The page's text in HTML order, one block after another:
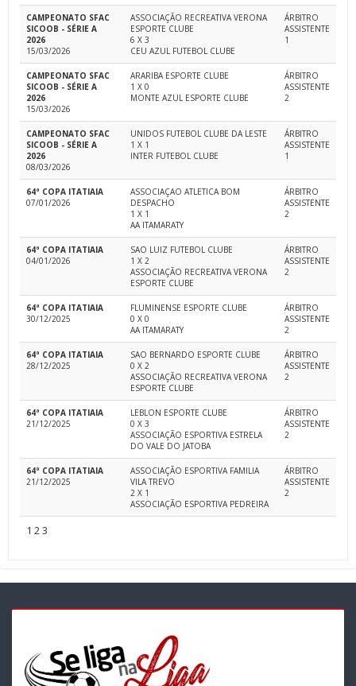
CAMPEONATO SFAC
SICOOB - SÉRIE A
2026
15/03/2026
ASSOCIAÇÃO RECREATIVA VERONA
ESPORTE CLUBE
6 X 3
CEU AZUL FUTEBOL CLUBE
ÁRBITRO
ASSISTENTE
1
CAMPEONATO SFAC
SICOOB - SÉRIE A
2026
15/03/2026
ARARIBA ESPORTE CLUBE
1 X 0
MONTE AZUL ESPORTE CLUBE
ÁRBITRO
ASSISTENTE
2
CAMPEONATO SFAC
SICOOB - SÉRIE A
2026
08/03/2026
UNIDOS FUTEBOL CLUBE DA LESTE
1 X 1
INTER FUTEBOL CLUBE
ÁRBITRO
ASSISTENTE
1
64ª COPA ITATIAIA
07/01/2026
ASSOCIAÇAO ATLETICA BOM
DESPACHO
1 X 1
AA ITAMARATY
ÁRBITRO
ASSISTENTE
2
64ª COPA ITATIAIA
04/01/2026
SAO LUIZ FUTEBOL CLUBE
1 X 2
ASSOCIAÇÃO RECREATIVA VERONA
ESPORTE CLUBE
ÁRBITRO
ASSISTENTE
2
64ª COPA ITATIAIA
30/12/2025
FLUMINENSE ESPORTE CLUBE
0 X 0
AA ITAMARATY
ÁRBITRO
ASSISTENTE
2
64ª COPA ITATIAIA
28/12/2025
SAO BERNARDO ESPORTE CLUBE
0 X 2
ASSOCIAÇÃO RECREATIVA VERONA
ESPORTE CLUBE
ÁRBITRO
ASSISTENTE
2
64ª COPA ITATIAIA
21/12/2025
LEBLON ESPORTE CLUBE
0 X 3
ASSOCIAÇÃO ESPORTIVA ESTRELA
DO VALE DO JATOBA
ÁRBITRO
ASSISTENTE
2
64ª COPA ITATIAIA
21/12/2025
ASSOCIAÇÃO ESPORTIVA FAMILIA
VILA TREVO
2 X 1
ASSOCIAÇÃO ESPORTIVA PEDREIRA
ÁRBITRO
ASSISTENTE
2
1 23